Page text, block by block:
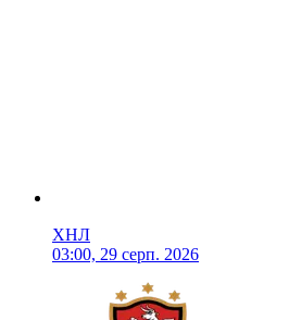
ХНЛ
03:00, 29 серп. 2026